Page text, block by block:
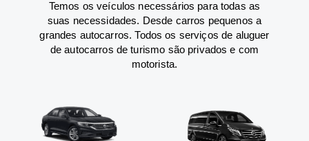
Temos os veículos necessários para todas as
suas necessidades. Desde carros pequenos a
grandes autocarros. Todos os serviços de aluguer
de autocarros de turismo são privados e com
motorista.